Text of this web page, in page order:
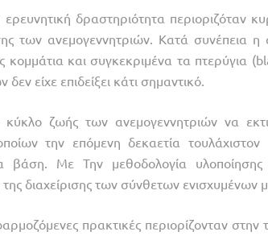
ερευνητική δραστηριότητα περιοριζόταν
των ανεμογεννητριών. Κατά συνέπεια η
κομμάτια και συγκεκριμένα τα πτερύγια
είχε επιδείξει κάτι σημαντικό.
ζωής των ανεμογεννητριών να
την επόμενη δεκαετία
βάση. Με Την μεθοδολογία
διαχείρισης των σύνθετων ενισχυμένων
πρακτικές περιορίζονταν